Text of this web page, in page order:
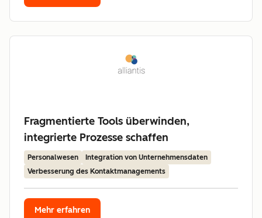
Fragmentierte Tools überwinden,
integrierte Prozesse schaffen
Personalwesen
Integration von Unternehmensdaten
Verbesserung des Kontaktmanagements
Mehr erfahren